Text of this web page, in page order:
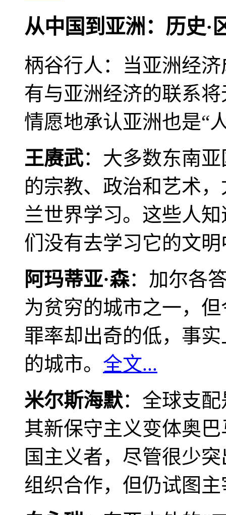
从中国到亚洲：历史·
柄谷行人：当亚洲经
有与亚洲经济的联系
情愿地承认亚洲也是“
王赓武：大多数东南
的宗教、政治和艺术
兰世界学习。这些人
们没有去学习它的文
阿玛蒂亚·森：加尔各
为贫穷的城市之一，
罪率却出奇的低，事
的城市。 全文...
米尔斯海默：全球支
其新保守主义变体奥
国主义者，尽管很少
组织合作，但仍试图